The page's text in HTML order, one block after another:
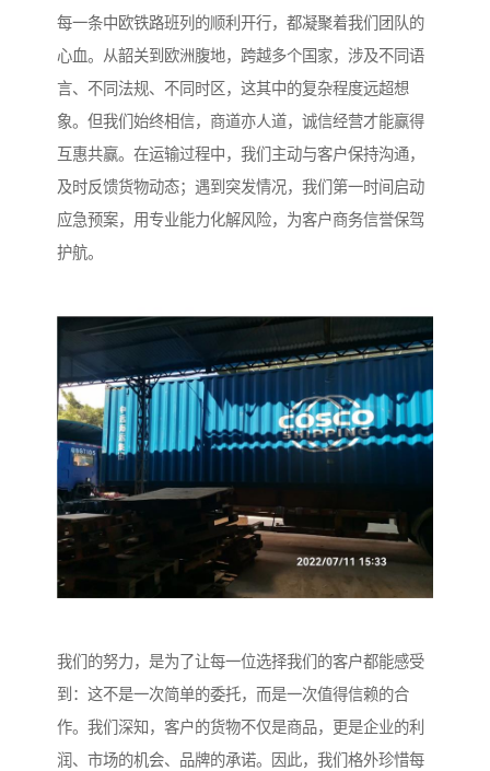
每一条中欧铁路班列的顺利开行，都凝聚着我们团队的
心血。从韶关到欧洲腹地，跨越多个国家，涉及不同语
言、不同法规、不同时区，这其中的复杂程度远超想
象。但我们始终相信，商道亦人道，诚信经营才能赢得
互惠共赢。在运输过程中，我们主动与客户保持沟通，
及时反馈货物动态；遇到突发情况，我们第一时间启动
应急预案，用专业能力化解风险，为客户商务信誉保驾
护航。
我们的努力，是为了让每一位选择我们的客户都能感受
到：这不是一次简单的委托，而是一次值得信赖的合
作。我们深知，客户的货物不仅是商品，更是企业的利
润、市场的机会、品牌的承诺。因此，我们格外珍惜每